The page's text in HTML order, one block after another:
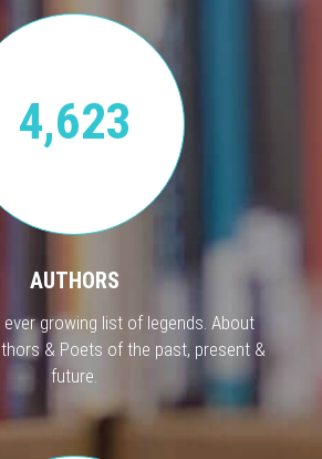
4,623
AUTHORS
growing list of legends. About
& Poets of the past, present &
future.